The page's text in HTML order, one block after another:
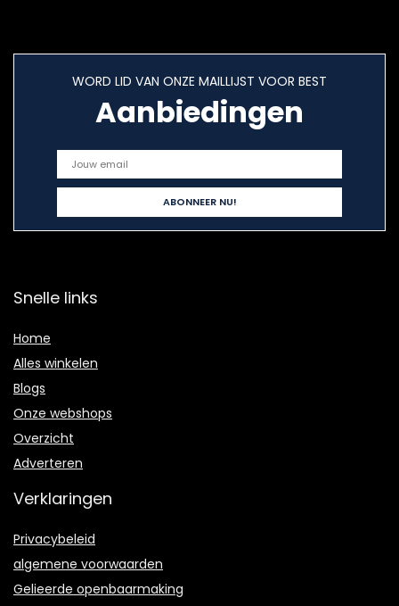
WORD LID VAN ONZE MAILLIJST VOOR BEST
Aanbiedingen
Snelle links
Home
Alles winkelen
Blogs
Onze webshops
Overzicht
Adverteren
Verklaringen
Privacybeleid
algemene voorwaarden
Gelieerde openbaarmaking